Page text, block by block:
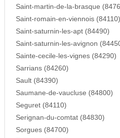
Saint-martin-de-la-brasque
Saint-romain-en-viennois (84110)
Saint-saturnin-les-apt (84490)
Saint-saturnin-les-avignon
Sainte-cecile-les-vignes (84290)
Sarrians (84260)
Sault (84390)
Saumane-de-vaucluse (84800)
Seguret (84110)
Serignan-du-comtat (84830)
Sorgues (84700)